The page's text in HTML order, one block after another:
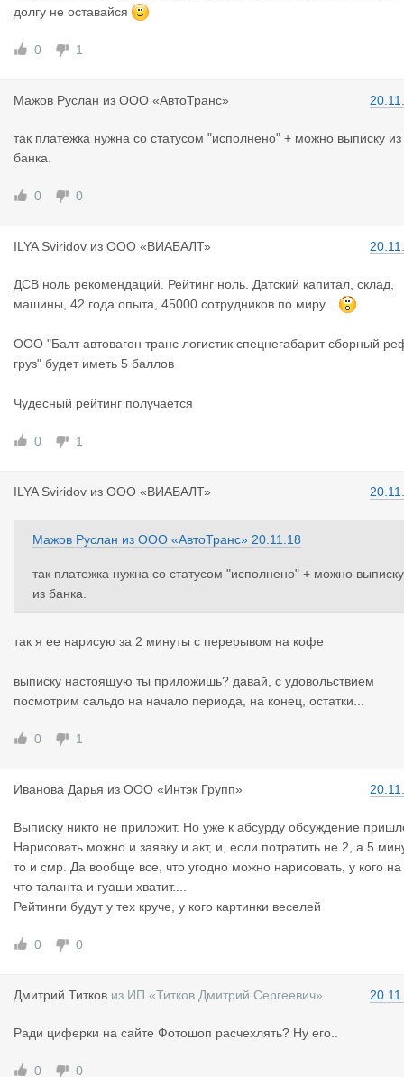
долгу не оставайся
0 1
Мажов Руслан из ООО «АвтоТранс»
так платежка нужна со статусом "исполнено" + можно выписку из
банка.
0 0
ILYA Sviridov из ООО «ВИАБАЛТ»
ДСВ ноль рекомендаций. Рейтинг ноль. Датский капитал, склад,
машины, 42 года опыта, 45000 сотрудников по миру...
ООО "Балт автовагон транс логистик спецнегабарит сборный
груз" будет иметь 5 баллов
Чудесный рейтинг получается
0 1
ILYA Sviridov из ООО «ВИАБАЛТ»
Мажов Руслан из ООО «АвтоТранс» 20.11.18
так платежка нужна со статусом "исполнено" + можно выписку
из банка.
так я ее нарисую за 2 минуты с перерывом на кофе
выписку настоящую ты приложишь? давай, с удовольствием
посмотрим сальдо на начало периода, на конец, остатки...
0 1
Иванова Дарья из ООО «Интэк Групп»
Выписку никто не приложит. Но уже к абсурду обсуждение
Нарисовать можно и заявку и акт, и, если потратить не 2, а 5
то и смр. Да вообще все, что угодно можно нарисовать, у кого на
что таланта и гуаши хватит....
Рейтинги будут у тех круче, у кого картинки веселей
0 0
Дмитрий Титков из ИП «Титков Дмитрий Сергеевич»
Ради циферки на сайте Фотошоп расчехлять? Ну его..
0 0